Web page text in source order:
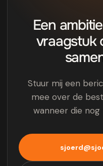
Een
vraagstuk
Stuur mij een
mee over de
wanneer die nog